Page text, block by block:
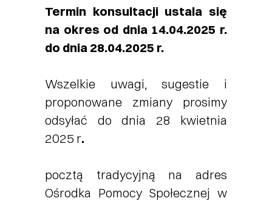
Termin konsultacji ustala się
na okres od dnia 14.04.2025 r.
do dnia 28.04.2025 r.
Wszelkie uwagi, sugestie i
proponowane zmiany prosimy
odsyłać do dnia 28 kwietnia
2025 r.
pocztą tradycyjną na adres
Ośrodka Pomocy Społecznej w